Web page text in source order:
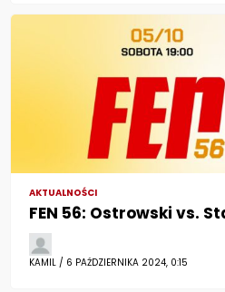
AKTUALNOŚCI
FEN 56: Ostrowski vs.
KAMIL / 6 PAŹDZIERNIKA 2024, 0:15